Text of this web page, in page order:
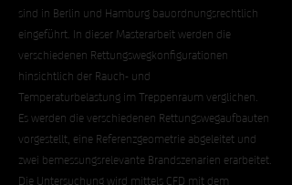
sind in Berlin und Hamburg bauordnungsrechtlich
eingeführt. In dieser Masterarbeit werden die
verschiedenen Rettungswegkonfigurationen
hinsichtlich der Rauch- und
Temperaturbelastung im Treppenraum verglichen.
Es werden die verschiedenen Rettungswegaufbauten
vorgestellt, eine Referenzgeometrie abgeleitet und
zwei bemessungsrelevante Brandszenarien erarbeitet.
Die Untersuchung wird mittels CFD mit dem